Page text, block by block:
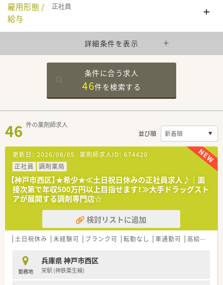
雇用形態 /
給与
正社員
詳細条件を表示
条件に合う求人
46件を検索する
46 件の薬剤師求人
並び順
更新日： 2026/08/05 薬剤師求人ID： 674420
正社員
調剤薬局
【神戸市西区】★希少★≪土日祝日休みの正社員求人♪｜面
接次第で年収500万円以上目指せます！≫大手ドラッグスト
アが展開する調剤専門店☆
検討リストに追加
土日祝休み 未経験可 ブランク可 転勤なし 車通勤可 高給与(600万円以上)
勤務地
兵庫県 神戸市西区
栄駅 (神鉄粟生線)